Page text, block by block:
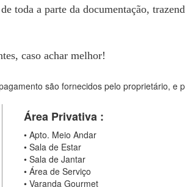
toda a parte da documentação,
caso achar melhor!
são fornecidos pelo proprietário, e
Área Privativa :
• Apto. Meio Andar
• Sala de Estar
• Sala de Jantar
• Área de Serviço
• Varanda Gourmet